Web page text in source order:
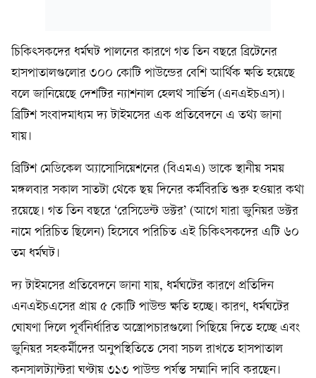
চিকিৎসকদের ধর্মঘট পালনের কারণে গত তিন বছরে ব্রিটেনের
হাসপাতালগুলোর ৩০০ কোটি পাউন্ডের বেশি আর্থিক ক্ষতি হয়েছে
বলে জানিয়েছে দেশটির ন্যাশনাল হেলথ সার্ভিস (এনএইচএস)।
ব্রিটিশ সংবাদমাধ্যম দ্য টাইমসের এক প্রতিবেদনে এ তথ্য জানা
যায়।
ব্রিটিশ মেডিকেল অ্যাসোসিয়েশনের (বিএমএ) ডাকে স্থানীয় সময়
মঙ্গলবার সকাল সাতটা থেকে ছয় দিনের কর্মবিরতি শুরু হওয়ার কথা
রয়েছে। গত তিন বছরে ‘রেসিডেন্ট ডক্টর’ (আগে যারা জুনিয়র ডক্টর
নামে পরিচিত ছিলেন) হিসেবে পরিচিত এই চিকিৎসকদের এটি ৬০
তম ধর্মঘট।
দ্য টাইমসের প্রতিবেদনে জানা যায়, ধর্মঘটের কারণে প্রতিদিন
এনএইচএসের প্রায় ৫ কোটি পাউন্ড ক্ষতি হচ্ছে। কারণ, ধর্মঘটের
ঘোষণা দিলে পূর্বনির্ধারিত অস্ত্রোপচারগুলো পিছিয়ে দিতে হচ্ছে এবং
জুনিয়র সহকর্মীদের অনুপস্থিতিতে সেবা সচল রাখতে হাসপাতাল
কনসালট্যান্টরা ঘণ্টায় ৩১৩ পাউন্ড পর্যন্ত সম্মানি দাবি করছেন।